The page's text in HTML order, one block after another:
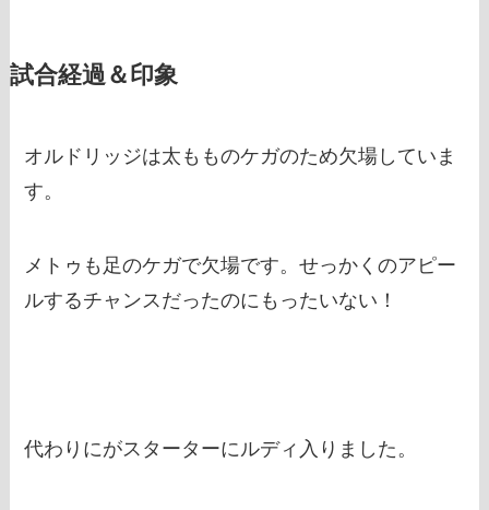
試合経過＆印象
オルドリッジは太もものケガのため欠場していま
す。
メトゥも足のケガで欠場です。せっかくのアピー
ルするチャンスだったのにもったいない！
代わりにがスターターにルディ入りました。